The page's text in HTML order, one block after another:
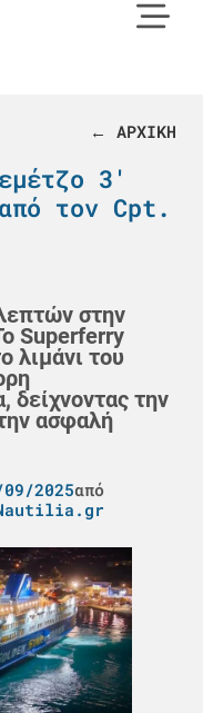
← ΑΡΧΙΚΗ
3′
τον Cpt.
στην
Superferry
λιμάνι του
δείχνοντας την
ασφαλή
2025από
Nautilia.gr